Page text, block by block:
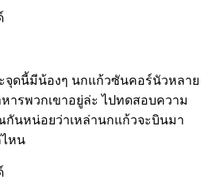
จุดนี้มีน้องๆ นกแก้วซันคอร์นัวหลาย
ารพวกเขาอยู่ล่ะ ไปทดสอบความ
กันหน่อยว่าเหล่านกแก้วจะบินมา
ไหน